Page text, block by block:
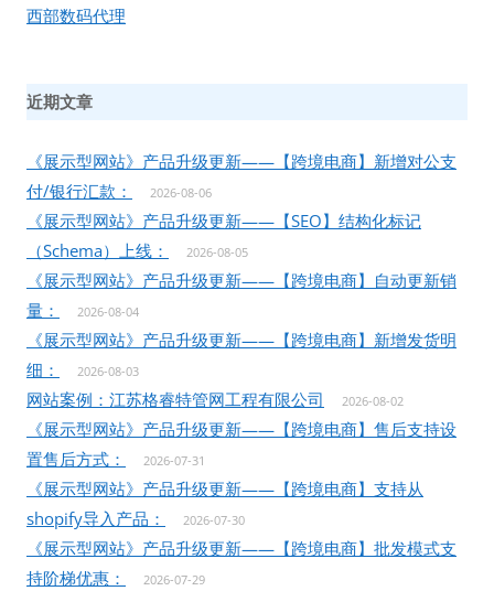
西部数码代理
近期文章
《展示型网站》产品升级更新——【跨境电商】新增对公支
付/银行汇款：
2026-08-06
《展示型网站》产品升级更新——【SEO】结构化标记
（Schema）上线：
2026-08-05
《展示型网站》产品升级更新——【跨境电商】自动更新销
量：
2026-08-04
《展示型网站》产品升级更新——【跨境电商】新增发货明
细：
2026-08-03
网站案例：江苏格睿特管网工程有限公司 2026-08-02
《展示型网站》产品升级更新——【跨境电商】售后支持设
置售后方式：
2026-07-31
《展示型网站》产品升级更新——【跨境电商】支持从
shopify导入产品：
2026-07-30
《展示型网站》产品升级更新——【跨境电商】批发模式支
持阶梯优惠：
2026-07-29